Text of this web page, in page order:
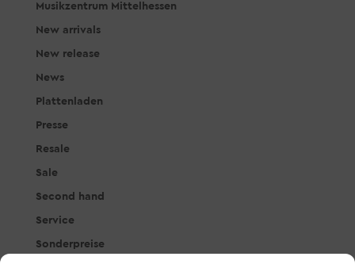
Musikzentrum Mittelhessen
New arrivals
New release
News
Plattenladen
Presse
Resale
Sale
Second hand
Service
Sonderpreise